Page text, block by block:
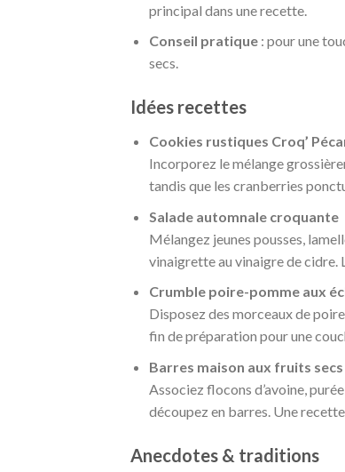
principal dans une recette.
Conseil pratique: pour une
secs.
Idées recettes
Cookies rustiques Croq’
Incorporez le mélange
tandis que les cranberries
Salade automnale croquante
Mélangez jeunes pousses,
vinaigrette au vinaigre de cidre.
Crumble poire-pomme aux
Disposez des morceaux de
fin de préparation pour une
Barres maison aux fruits
Associez flocons d’avoine,
découpez en barres. Une
Anecdotes & traditions